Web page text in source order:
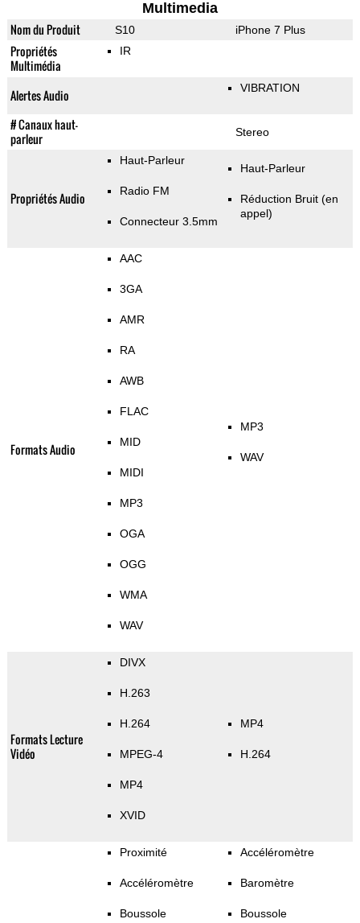
Multimedia
Nom du Produit S10 iPhone 7 Plus
Propriétés
Multimédia
IR
Alertes Audio VIBRATION
# Canaux haut-
parleur
Stereo
Propriétés Audio
Haut-Parleur
Radio FM
Connecteur 3.5mm
Haut-Parleur
Réduction Bruit (en
appel)
Formats Audio
AAC
3GA
AMR
RA
AWB
FLAC
MID
MIDI
MP3
OGA
OGG
WMA
WAV
MP3
WAV
Formats Lecture
Vidéo
DIVX
H.263
H.264
MPEG-4
MP4
XVID
MP4
H.264
Proximité
Accéléromètre
Boussole
Accéléromètre
Baromètre
Boussole